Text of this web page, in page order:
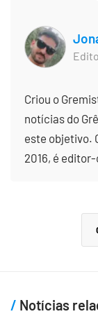
Criou o
notícias do
este objetivo.
2016, é
Notícias